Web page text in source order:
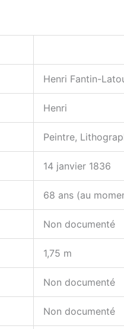
Henri Fantin-
Henri
Peintre,
14 janvier 1836
68 ans (au
Non documenté
1,75 m
Non documenté
Non documenté